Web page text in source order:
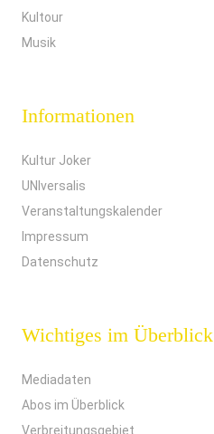
Kultour
Musik
Informationen
Kultur Joker
UNIversalis
Veranstaltungskalender
Impressum
Datenschutz
Wichtiges im Überblick
Mediadaten
Abos im Überblick
Verbreitungsgebiet